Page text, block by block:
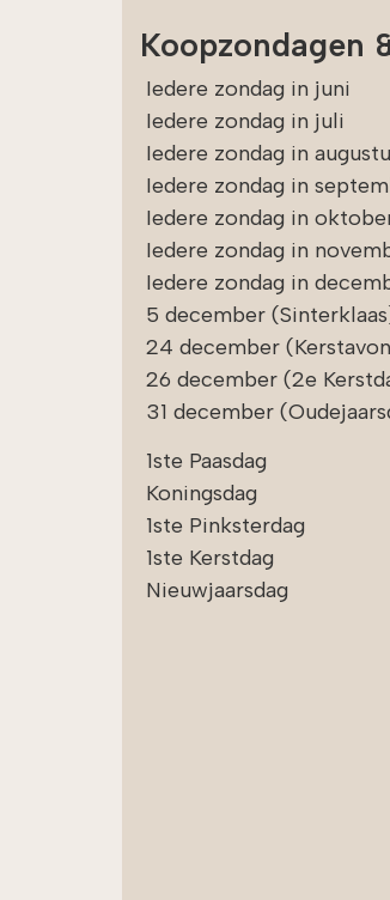
Koopzondagen
Iedere zondag in juni
Iedere zondag in juli
Iedere zondag in
Iedere zondag in
Iedere zondag in
Iedere zondag in
Iedere zondag in
5 december
24 december
26 december (2e
31 december
1ste Paasdag
Koningsdag
1ste Pinksterdag
1ste Kerstdag
Nieuwjaarsdag